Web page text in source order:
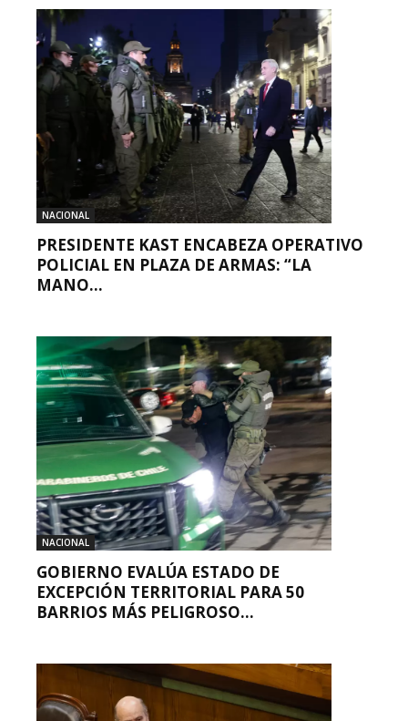
NACIONAL
PRESIDENTE KAST ENCABEZA OPERATIVO
POLICIAL EN PLAZA DE ARMAS: “LA
MANO...
NACIONAL
GOBIERNO EVALÚA ESTADO DE
EXCEPCIÓN TERRITORIAL PARA 50
BARRIOS MÁS PELIGROSO...